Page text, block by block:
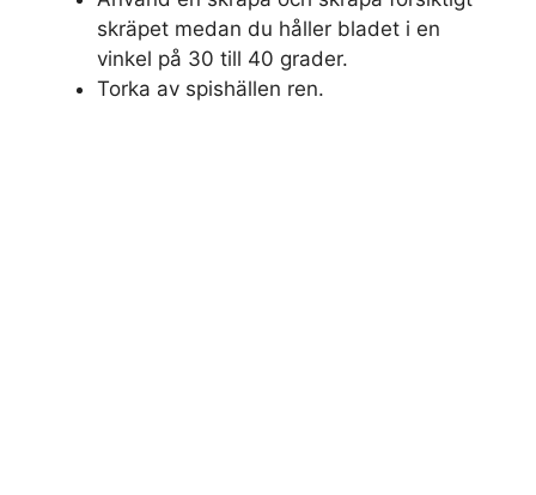
skräpet medan du håller bladet i en
vinkel på 30 till 40 grader.
Torka av spishällen ren.